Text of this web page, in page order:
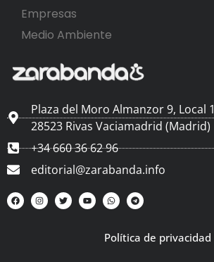
Empresas
Medio Ambiente
Plaza del Moro Almanzor 9, Local 1
28523 Rivas Vaciamadrid (Madrid)
+34 660 36 62 96
editorial@zarabanda.info
Política de privacidad